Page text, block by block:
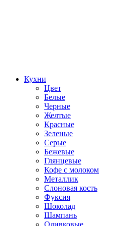
Кухни
Цвет
Белые
Черные
Желтые
Красные
Зеленые
Серые
Бежевые
Глянцевые
Кофе с молоком
Металлик
Слоновая кость
Фуксия
Шоколад
Шампань
Оливковые